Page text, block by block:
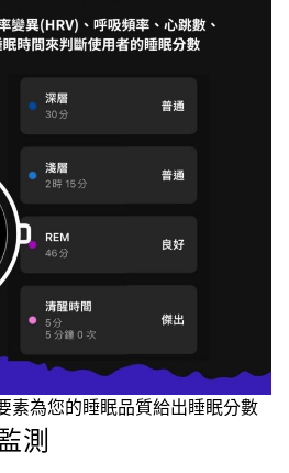
素為您的睡眠品質給出睡眠分數
測